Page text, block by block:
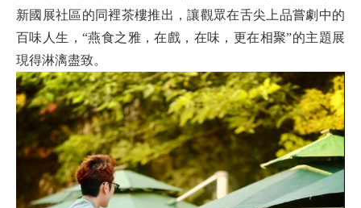
新國展社區的同裡茶樓推出，讓觀眾在舌尖上品嘗劇中的
百味人生，“燕食之雅，在戲，在味，更在相聚”的主題展
現得淋漓盡致。